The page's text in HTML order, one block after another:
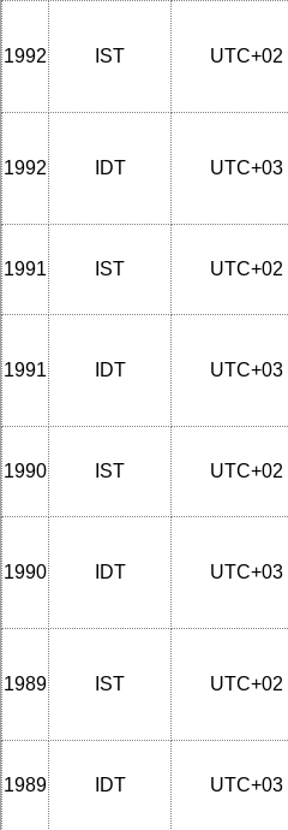
1992 IST UTC+02
1992 IDT UTC+03
1991 IST UTC+02
1991 IDT UTC+03
1990 IST UTC+02
1990 IDT UTC+03
1989 IST UTC+02
1989 IDT UTC+03